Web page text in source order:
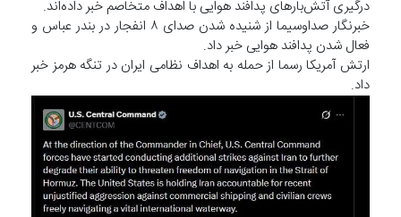
درگیری آتش‌بارهای پدافند هوایی با اهداف متخاصم خبر داده‌اند.
خبرنگار صداوسیما از شنیده شدن صدای ۸ انفجار در بندر عباس و
فعال شدن پدافند هوایی خبر داد.
ارتش آمریکا رسما از حمله به اهداف نظامی ایران در تنگه هرمز خبر
داد.